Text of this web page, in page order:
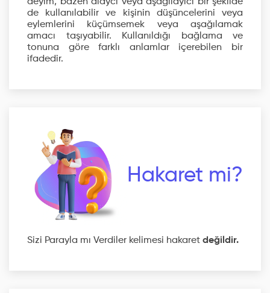
de kullanılabilir ve kişinin düşüncelerini veya
eylemlerini küçümsemek veya aşağılamak
amacı taşıyabilir. Kullanıldığı bağlama ve
tonuna göre farklı anlamlar içerebilen bir
ifadedir.
Hakaret mi?
Sizi Parayla mı Verdiler kelimesi hakaret değildir.